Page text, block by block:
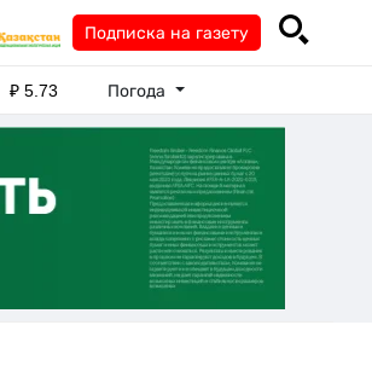
Подписка на газету
₽5.73 Погода